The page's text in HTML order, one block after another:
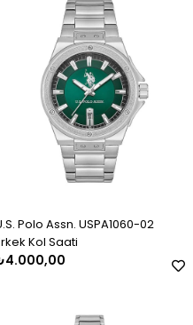
Polo Assn. USPA1060-02
Kol Saati